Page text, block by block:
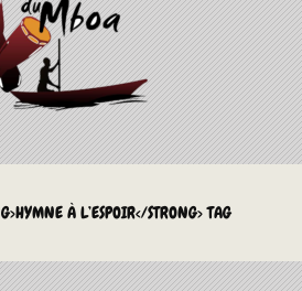
DU MBOA
!
À L’ESPOIR</STRONG> TAG